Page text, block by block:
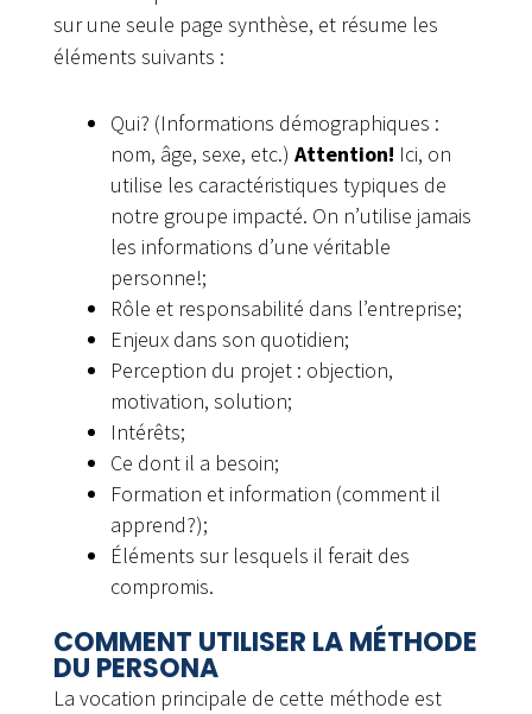
sur une seule page synthèse, et résume les
éléments suivants :
Qui? (Informations démographiques :
nom, âge, sexe, etc.) Attention! Ici, on
utilise les caractéristiques typiques de
notre groupe impacté. On n’utilise jamais
les informations d’une véritable
personne!;
Rôle et responsabilité dans l’entreprise;
Enjeux dans son quotidien;
Perception du projet : objection,
motivation, solution;
Intérêts;
Ce dont il a besoin;
Formation et information (comment il
apprend?);
Éléments sur lesquels il ferait des
compromis.
COMMENT UTILISER LA MÉTHODE
DU PERSONA
La vocation principale de cette méthode est